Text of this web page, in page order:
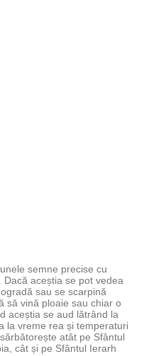
semne precise cu
aceștia se pot vedea
sau se scarpină
să vină ploaie sau chiar o
aceștia se aud lătrând la
la vreme rea și temperaturi
atât pe Sfântul
cât și pe Sfântul Ierarh